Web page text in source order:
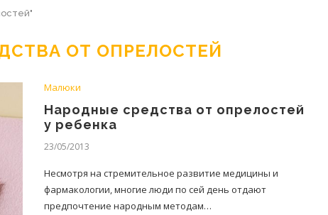
ОТ ОПРЕЛОСТЕЙ
Малюки
Народные средства от опрелостей
у ребенка
23/05/2013
Несмотря на стремительное развитие медицины и
фармакологии, многие люди по сей день отдают
предпочтение народным методам…